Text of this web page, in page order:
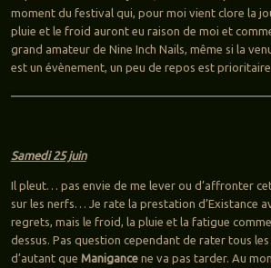
moment du festival qui, pour moi vient clore la
pluie et le froid auront eu raison de moi et
grand amateur de Nine Inch Nails, même si la
est un évènement, un peu de repos est
Samedi 25 juin
Il pleut… pas envie de me lever ou d’affronter
sur les nerfs… Je rate la prestation d’Existance
regrets, mais le froid, la pluie et la fatigue
dessus. Pas question cependant de rater tous
d’autant que Manigancene va pas tarder. Au